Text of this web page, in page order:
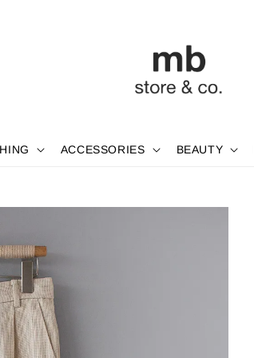
ACCESSORIES BEAUTY